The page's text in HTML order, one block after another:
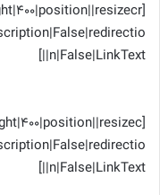
n|False|LinkText||]
n|False|LinkText||]